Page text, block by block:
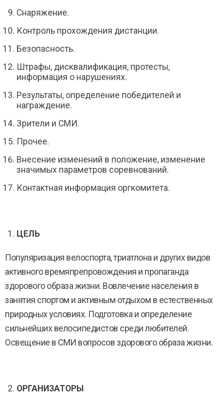
Снаряжение.
Контроль прохождения дистанции.
Безопасность.
Штрафы, дисквалификация, протесты,
информация о нарушениях.
Результаты, определение победителей и
награждение.
Зрители и СМИ.
Прочее.
Внесение изменений в положение, изменение
значимых параметров соревнований.
Контактная информация оргкомитета.
ЦЕЛЬ
Популяризация велоспорта, триатлона и других видов
активного времяпрепровождения и пропаганда
здорового образа жизни. Вовлечение населения в
занятия спортом и активным отдыхом в естественных
природных условиях. Подготовка и определение
сильнейших велосипедистов среди любителей.
Освещение в СМИ вопросов здорового образа жизни.
ОРГАНИЗАТОРЫ